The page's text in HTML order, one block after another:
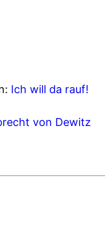
Ich will da rauf!
von Dewitz